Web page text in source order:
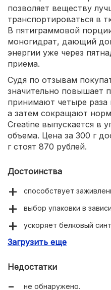
позволяет веществу
транспортироваться в
В пятиграммовой
моногидрат, дающий
энергии уже через
приема.
Судя по отзывам
значительно повышает
принимают четыре раза
а затем сокращают
Creatine выпускается в
объема. Цена за 300 г
г стоят 870 рублей.
Достоинства
способствует
выбор упаковки в
ускоряет белковый
накапливает гликоген;
Загрузить еще
Недостатки
не обнаружено.